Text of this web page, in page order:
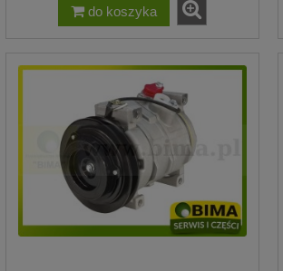
do koszyka